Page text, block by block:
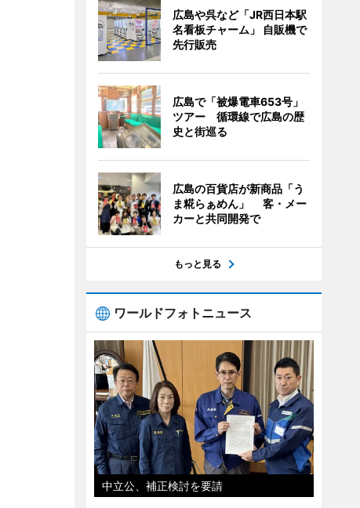
広島や呉など「JR西日本駅
名看板チャーム」 自販機で
先行販売
広島で「被爆電車653号」
ツアー 循環線で広島の歴
史と街巡る
広島の百貨店が新商品「う
ま糀らぁめん」 客・メー
カーと共同開発で
もっと見る
ワールドフォトニュース
中立公、補正検討を要請